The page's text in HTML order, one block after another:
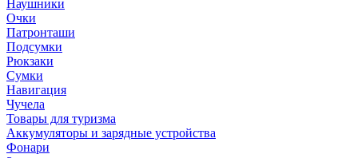
Наушники
Очки
Патронташи
Подсумки
Рюкзаки
Сумки
Навигация
Чучела
Товары для туризма
Аккумуляторы и зарядные устройства
Фонари